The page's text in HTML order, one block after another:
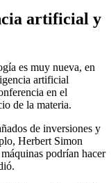
artificial y
es muy nueva, en
artificial
en el
de la materia.
de inversiones y
Herbert Simon
podrían hacer